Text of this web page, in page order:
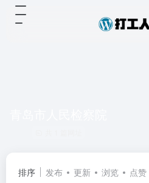
排序 发布 更新 浏览 点赞